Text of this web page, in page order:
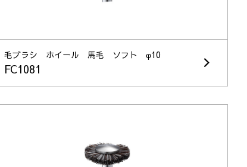
毛ブラシ ホイール 馬毛 ソフト φ10
FC1081